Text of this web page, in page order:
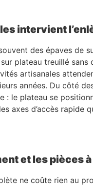
intervient
des épaves de
plateau treuillé
artisanales
années. Du côté
: le plateau se
axes d’accès rapide
et les pièces
ne coûte rien au